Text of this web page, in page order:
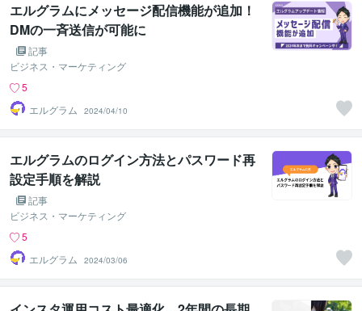
エルグラムにメッセージ配信機能が追加！
DMの一斉送信が可能に
記事
ビジネス・マーケティング
5
エルグラム
2024/04/10
エルグラムのログイン方法とパスワード再
設定手順を解説
記事
ビジネス・マーケティング
5
エルグラム
2024/03/06